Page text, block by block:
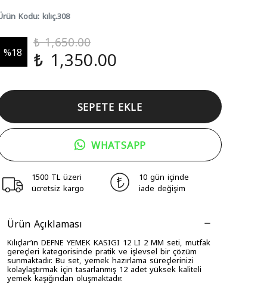
Kodu: kılıç.308
%18
₺ 1,650.00
₺ 1,350.00
SEPETE EKLE
WHATSAPP
1500 TL üzeri
ücretsiz kargo
10 gün içinde
iade değişim
Ürün Açıklaması
Kılıçlar’ın DEFNE YEMEK KASIGI 12 LI 2 MM seti, mutfak
gereçleri kategorisinde pratik ve işlevsel bir çözüm
sunmaktadır. Bu set, yemek hazırlama süreçlerinizi
kolaylaştırmak için tasarlanmış 12 adet yüksek kaliteli
yemek kaşığından oluşmaktadır.